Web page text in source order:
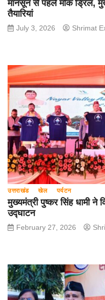
मानसून से पहले मॉक ड्रिल,
तैयारियां
July 3, 2026 Shrimat
उत्तराखंड खेल पर्यटन
मुख्यमंत्री पुष्कर सिंह धामी ने
उद्घाटन
February 27, 2026